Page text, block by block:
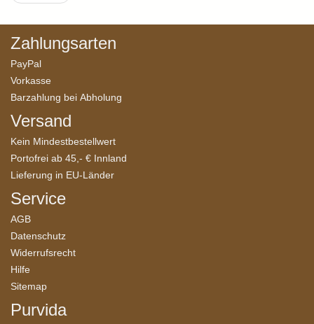
Zahlungsarten
PayPal
Vorkasse
Barzahlung bei Abholung
Versand
Kein Mindestbestellwert
Portofrei ab 45,- € Innland
Lieferung in EU-Länder
Service
AGB
Datenschutz
Widerrufsrecht
Hilfe
Sitemap
Purvida